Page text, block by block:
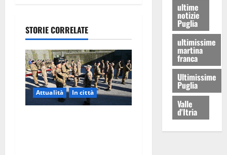
STORIE CORRELATE
Attualità In città
ultime
notizie
Puglia
ultimissime
martina
franca
Ultimissime
Puglia
Valle
d'Itria